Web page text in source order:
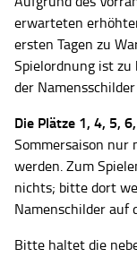
erwarteten
ersten Tagen zu
Spielordnung ist zu
der
Die Plätze 1, 4, 5,
Sommersaison nur
werden. Zum
nichts; bitte dort
Namenschilder auf
Bitte haltet die